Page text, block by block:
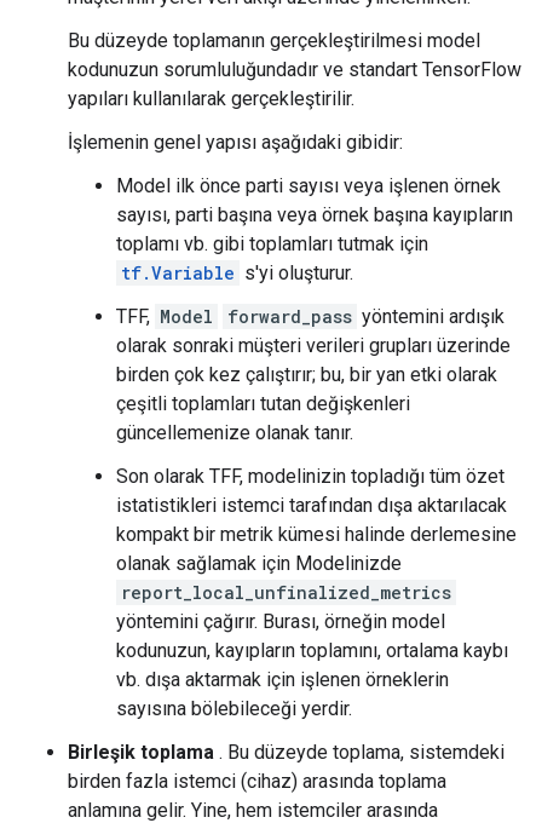
Bu düzeyde toplamanın gerçekleştirilmesi model
kodunuzun sorumluluğundadır ve standart TensorFlow
yapıları kullanılarak gerçekleştirilir.
İşlemenin genel yapısı aşağıdaki gibidir:
Model ilk önce parti sayısı veya işlenen örnek
sayısı, parti başına veya örnek başına kayıpların
toplamı vb. gibi toplamları tutmak için
tf.Variable s'yi oluşturur.
TFF, Model forward_pass yöntemini ardışık
olarak sonraki müşteri verileri grupları üzerinde
birden çok kez çalıştırır; bu, bir yan etki olarak
çeşitli toplamları tutan değişkenleri
güncellemenize olanak tanır.
Son olarak TFF, modelinizin topladığı tüm özet
istatistikleri istemci tarafından dışa aktarılacak
kompakt bir metrik kümesi halinde derlemesine
olanak sağlamak için Modelinizde
report_local_unfinalized_metrics
yöntemini çağırır. Burası, örneğin model
kodunuzun, kayıpların toplamını, ortalama kaybı
vb. dışa aktarmak için işlenen örneklerin
sayısına bölebileceği yerdir.
Birleşik toplama . Bu düzeyde toplama, sistemdeki
birden fazla istemci (cihaz) arasında toplama
anlamına gelir. Yine, hem istemciler arasında